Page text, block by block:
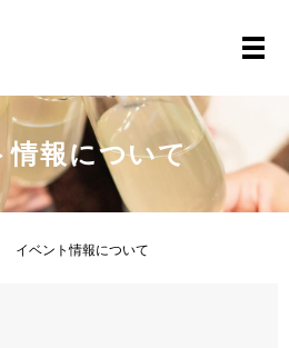
情報について
イベント情報について